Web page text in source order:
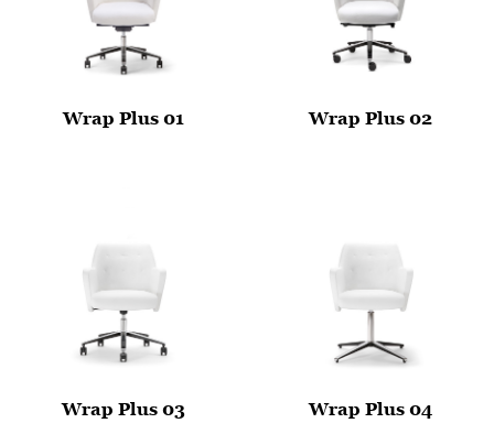
Wrap Plus 01 Wrap Plus 02
Wrap Plus 03 Wrap Plus 04